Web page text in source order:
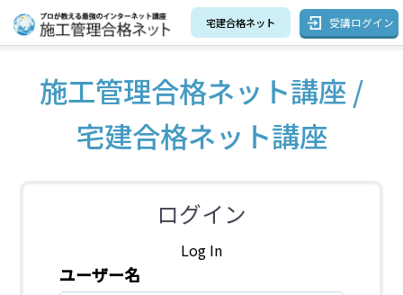
宅建合格ネット 受講ログイン
施工管理合格ネット講座 /
宅建合格ネット講座
ログイン
Log In
ユーザー名